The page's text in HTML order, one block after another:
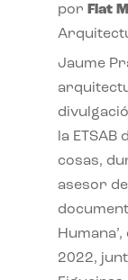
por Flat
Jaume
la
cosas,
asesor
2022,